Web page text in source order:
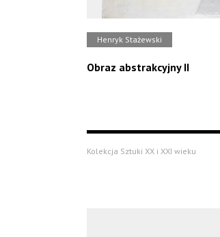
Henryk Stażewski
Obraz abstrakcyjny II
Kolekcja Sztuki XX i XXI wieku